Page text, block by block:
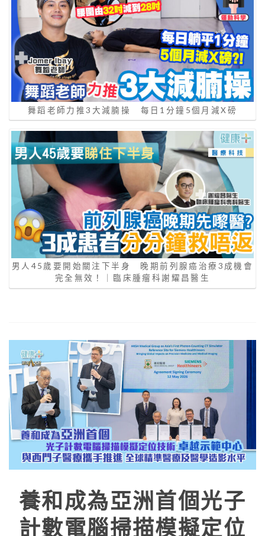
舞蹈老師力推3大減腩操 每日1分鐘5個月減X磅
男人45歲要開始關注下半身 晚期前列腺癌治療3成機會
完全無效！｜臨床腫瘤科謝耀昌醫生
養和成為亞洲首個光子
計數電腦掃描模擬定位